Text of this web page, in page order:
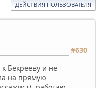
ДЕЙСТВИЯ ПОЛЬЗОВАТЕЛЯ
#630
Бекрееву и не
на прямую